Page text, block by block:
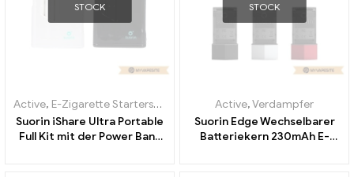
STOCK
Active, E-Zigarette Starterset
Verdampfer
Suorin iShare Ultra Portable
Full Kit mit der Power Bank
STOCK
Active,Verdampfer
Suorin Edge Wechselbarer
Batteriekern 230mAh E-